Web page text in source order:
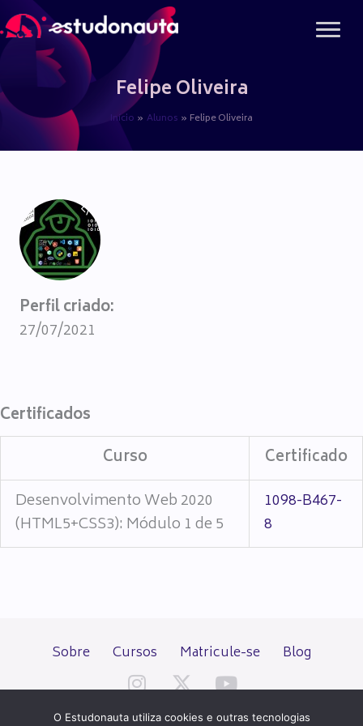
para
conteúdo
Felipe Oliveira
Início Alunos Felipe Oliveira
Perfil criado:
27/07/2021
Certificados
Curso
Certificado
Desenvolvimento Web 2020
(HTML5+CSS3): Módulo 1 de 5
1098-B467-
8
Sobre Cursos Matricule-se Blog
O Estudonauta utiliza cookies e outras tecnologias